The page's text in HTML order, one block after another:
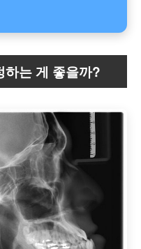
하는 게 좋을까?